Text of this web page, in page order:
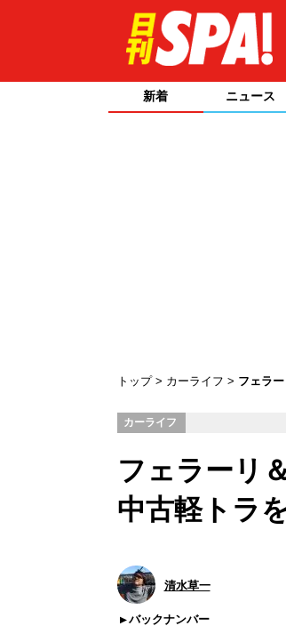
新着 ニュース
トップ カーライフ
フェラ
カーライフ
フェラーリ
中古軽トラ
清水草一
バックナンバー